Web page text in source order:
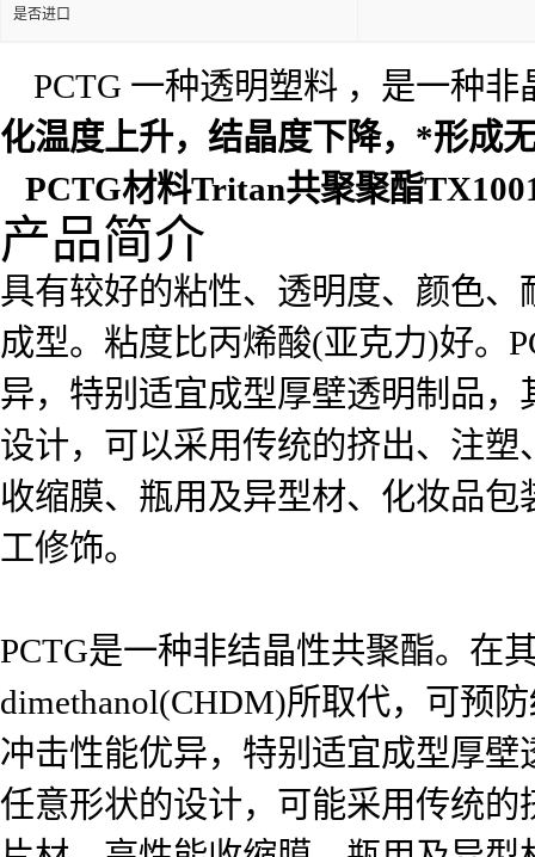
是否进口
PCTG 一种透明塑料 ，是一种非
化温度上升，结晶度下降，*形成
PCTG材料Tritan共聚聚酯
产品简介
具有较好的粘性、透明度、颜色
成型。粘度比丙烯酸(亚克力)好。
异，特别适宜成型厚壁透明制品
设计，可以采用传统的挤出、注
收缩膜、瓶用及异型材、化妆品
工修饰。
PCTG是一种非结晶性共聚酯。在
dimethanol(CHDM)所取代，可预
冲击性能优异，特别适宜成型厚
任意形状的设计，可能采用传统